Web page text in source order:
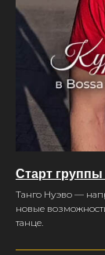
Старт
Танго Нуэво —
новые
танце.